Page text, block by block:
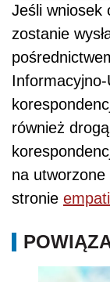
Jeśli wniosek
zostanie
Informacyjno-
również
na
stronie